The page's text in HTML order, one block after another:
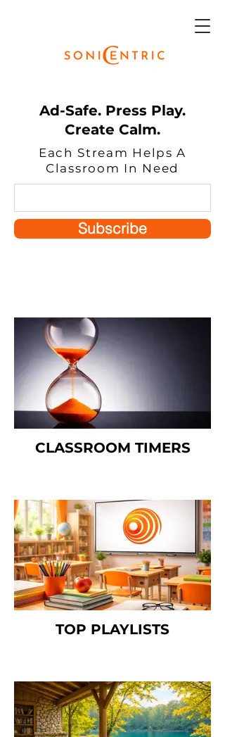
Ad-Safe. Press Play.
Create Calm.
Each Stream Helps A
Classroom In Need
Subscribe
CLASSROOM TIMERS
TOP PLAYLISTS